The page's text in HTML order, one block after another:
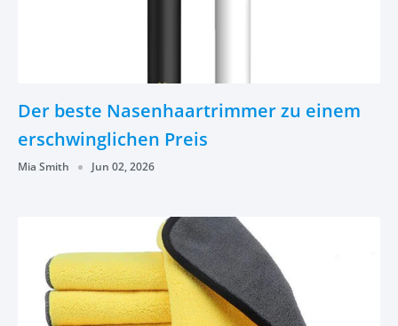
Der beste Nasenhaartrimmer zu einem
erschwinglichen Preis
Mia Smith Jun 02, 2026